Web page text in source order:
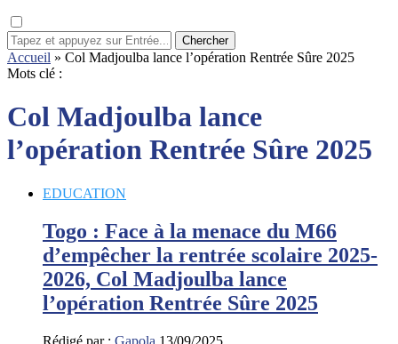
Chercher
Accueil » Col Madjoulba lance l’opération Rentrée Sûre 2025
Mots clé :
Col Madjoulba lance
l’opération Rentrée Sûre 2025
EDUCATION
Togo : Face à la menace du M66
d’empêcher la rentrée scolaire 2025-
2026, Col Madjoulba lance
l’opération Rentrée Sûre 2025
Rédigé par : Gapola 13/09/2025